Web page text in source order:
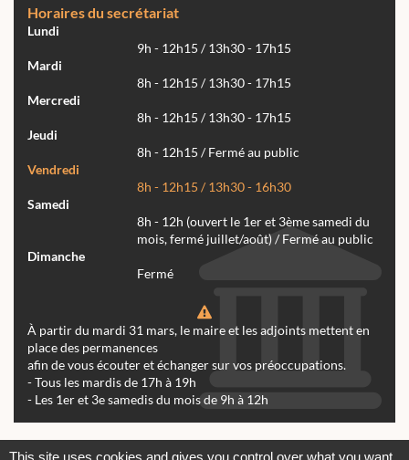
Horaires du secrétariat
Lundi
9h - 12h15 / 13h30 - 17h15
Mardi
8h - 12h15 / 13h30 - 17h15
Mercredi
8h - 12h15 / 13h30 - 17h15
Jeudi
8h - 12h15 / Fermé au public
Vendredi
8h - 12h15 / 13h30 - 16h30
Samedi
8h - 12h (ouvert le 1er et 3ème samedi du
mois, fermé juillet/août) / Fermé au public
Dimanche
Fermé
À partir du mardi 31 mars, le maire et les adjoints mettent en
place des permanences
afin de vous écouter et échanger sur vos préoccupations.
- Tous les mardis de 17h à 19h
- Les 1er et 3e samedis du mois de 9h à 12h
This site uses cookies and gives you control over what you want